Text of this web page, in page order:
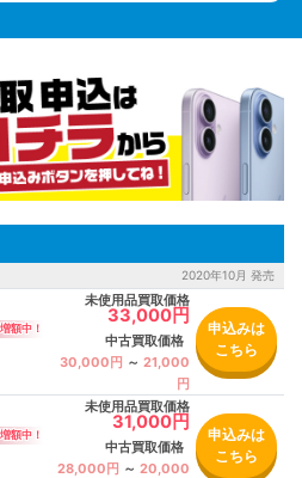
2020年10月 発売
未使用品買取価格
33,000円
中古買取価格
30,000円 ～ 21,000
円
申込みは
こちら
未使用品買取価格
31,000円
中古買取価格
28,000円 ～ 20,000
申込みは
こちら